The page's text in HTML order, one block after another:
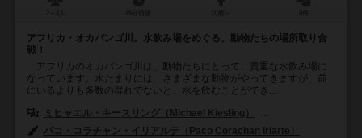
アフリカ・オカバンゴ川。水飲み場をめぐる、動物たちの場所取り合
戦！
アフリカのオカバンゴ川は、動物たちにとって、貴重な水飲み場に
なっています。水たまりには、さまざまな動物がやってきますが、前
にいるよりも多数の群れでないと、水を飲むことができ...
ミヒャエル・キースリング（Michael Kiesling）
パコ・コラチャン・イリアルテ（Paco Corachan Iriarte）